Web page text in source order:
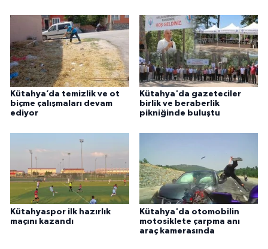
Kütahya’da temizlik ve ot
biçme çalışmaları devam
ediyor
Kütahya'da gazeteciler
birlik ve beraberlik
pikniğinde buluştu
Kütahyaspor ilk hazırlık
maçını kazandı
Kütahya'da otomobilin
motosiklete çarpma anı
araç kamerasında